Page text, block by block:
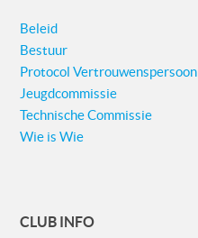
Beleid
Bestuur
Protocol Vertrouwenspersoon
Jeugdcommissie
Technische Commissie
Wie is Wie
CLUB INFO